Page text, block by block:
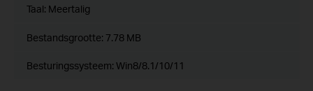
Taal: Meertalig
Bestandsgrootte: 7.78 MB
Besturingssysteem: Win8/8.1/10/11